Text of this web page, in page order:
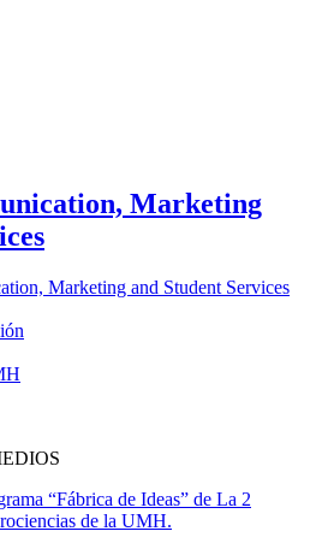
Marketing
Marketing and Student Services
“Fábrica de Ideas” de La 2
de la UMH.